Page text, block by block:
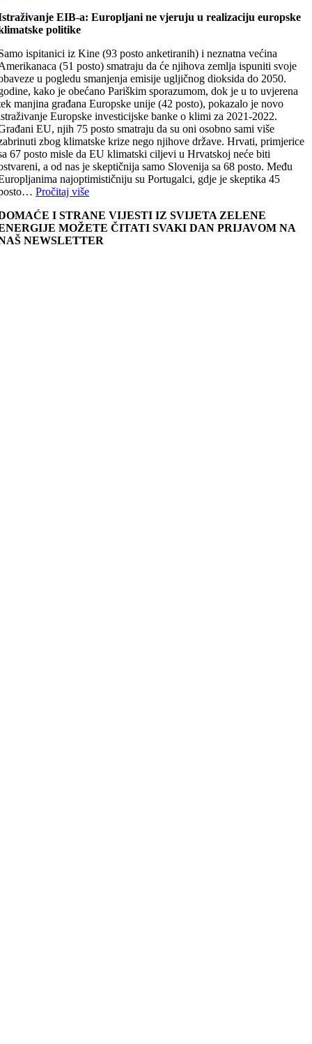
EIB-a: Europljani ne vjeruju u realizaciju europske
politike
ispitanici iz Kine (93 posto anketiranih) i neznatna većina
(51 posto) smatraju da će njihova zemlja ispuniti svoje
u pogledu smanjenja emisije ugljičnog dioksida do 2050.
kako je obećano Pariškim sporazumom, dok je u to uvjerena
manjina građana Europske unije (42 posto), pokazalo je novo
Europske investicijske banke o klimi za 2021-2022.
EU, njih 75 posto smatraju da su oni osobno sami više
zbog klimatske krize nego njihove države. Hrvati, primjerice
67 posto misle da EU klimatski ciljevi u Hrvatskoj neće biti
a od nas je skeptičnija samo Slovenija sa 68 posto. Među
najoptimističniju su Portugalci, gdje je skeptika 45
Pročitaj više
I STRANE VIJESTI IZ SVIJETA ZELENE
MOŽETE ČITATI SVAKI DAN PRIJAVOM NA
NEWSLETTER